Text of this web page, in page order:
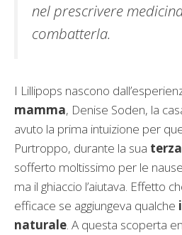
nel prescrivere
combatterla.
I Lillipops nascono
mamma, Denise Soden, la
avuto la prima intuizione per
Purtroppo, durante la sua
sofferto moltissimo per le
ma il ghiaccio l’aiutava. Effetto
efficace se aggiungeva qualche
naturale. A questa scoperta